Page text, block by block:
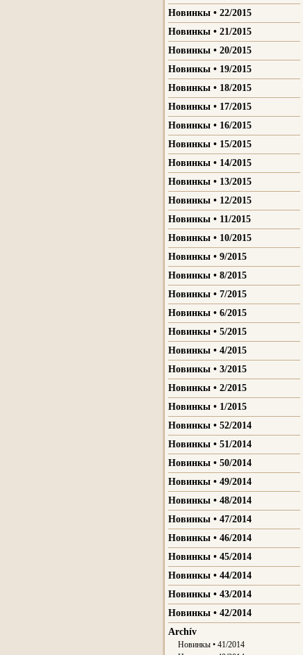
Новинкы • 22/2015
Новинкы • 21/2015
Новинкы • 20/2015
Новинкы • 19/2015
Новинкы • 18/2015
Новинкы • 17/2015
Новинкы • 16/2015
Новинкы • 15/2015
Новинкы • 14/2015
Новинкы • 13/2015
Новинкы • 12/2015
Новинкы • 11/2015
Новинкы • 10/2015
Новинкы • 9/2015
Новинкы • 8/2015
Новинкы • 7/2015
Новинкы • 6/2015
Новинкы • 5/2015
Новинкы • 4/2015
Новинкы • 3/2015
Новинкы • 2/2015
Новинкы • 1/2015
Новинкы • 52/2014
Новинкы • 51/2014
Новинкы • 50/2014
Новинкы • 49/2014
Новинкы • 48/2014
Новинкы • 47/2014
Новинкы • 46/2014
Новинкы • 45/2014
Новинкы • 44/2014
Новинкы • 43/2014
Новинкы • 42/2014
Archív
Новинкы • 41/2014